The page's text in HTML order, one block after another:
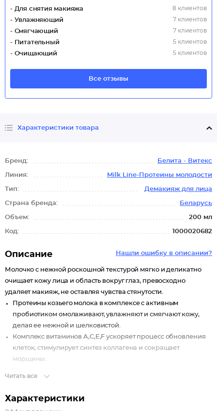
- Для снятия макияжа
8 клиентов
- Увлажняющий 7 клиентов
- Смягчающий 7 клиентов
- Питательный 5 клиентов
- Очищающий 5 клиентов
Все отзывы
Характеристики товара
Бренд: Белита - Витекс
Линия: Milk Line-Протеины молодости
Тип: Демакияж для лица
Страна бренда: Беларусь
Объем: 200 мл
Код: 1000020682
Нашли ошибку в описании?
Описание
Молочко с нежной роскошной текстурой мягко и деликатно
очищает кожу лица и область вокруг глаз, превосходно
удаляет макияж, не оставляя чувства стянутости.
Протеины козьего молока в комплексе с активным
пробиотиком омолаживают, увлажняют и смягчают кожу,
делая ее нежной и шелковистой.
Комплекс витаминов A,C,E,F ускоряет процесс обновления
клеток, стимулирует синтез коллагена и сокращает
морщины.
Читать все
Характеристики